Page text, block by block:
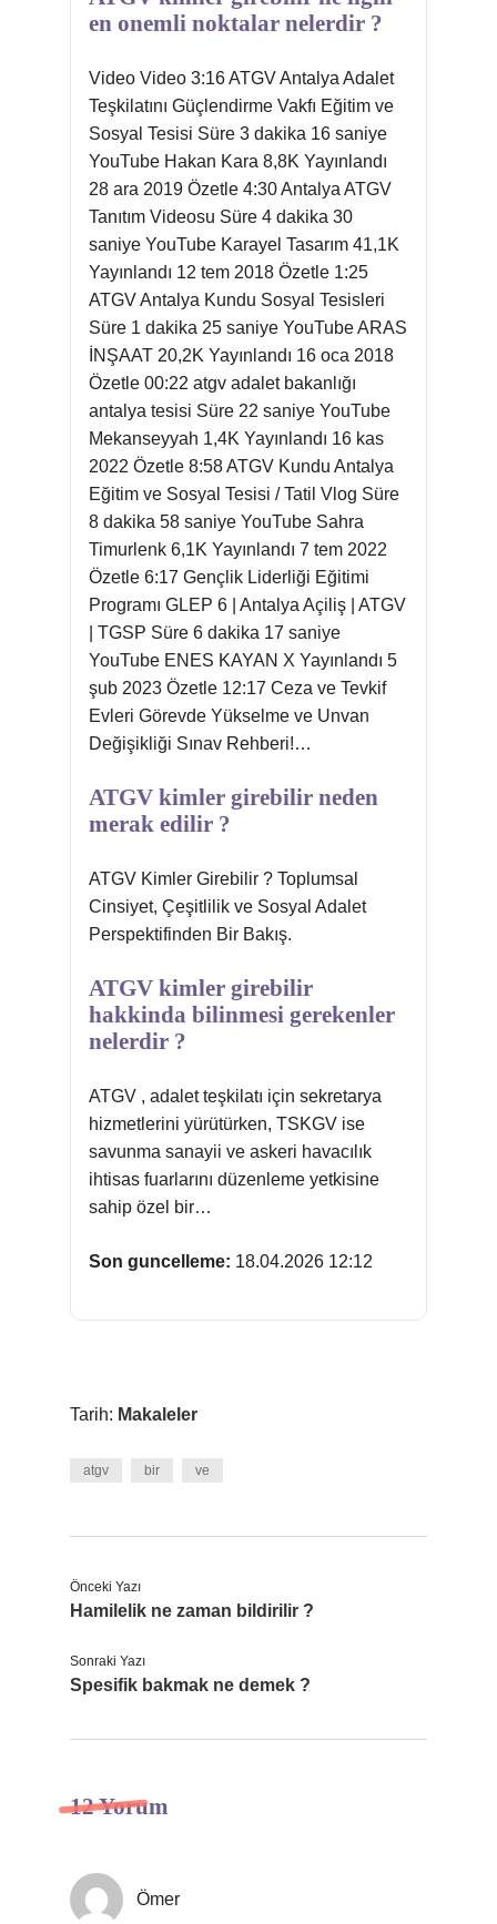
en onemli noktalar nelerdir ?
Video Video 3:16 ATGV Antalya Adalet
Teşkilatını Güçlendirme Vakfı Eğitim ve
Sosyal Tesisi Süre 3 dakika 16 saniye
YouTube Hakan Kara 8,8K Yayınlandı
28 ara 2019 Özetle 4:30 Antalya ATGV
Tanıtım Videosu Süre 4 dakika 30
saniye YouTube Karayel Tasarım 41,1K
Yayınlandı 12 tem 2018 Özetle 1:25
ATGV Antalya Kundu Sosyal Tesisleri
Süre 1 dakika 25 saniye YouTube ARAS
İNŞAAT 20,2K Yayınlandı 16 oca 2018
Özetle 00:22 atgv adalet bakanlığı
antalya tesisi Süre 22 saniye YouTube
Mekanseyyah 1,4K Yayınlandı 16 kas
2022 Özetle 8:58 ATGV Kundu Antalya
Eğitim ve Sosyal Tesisi / Tatil Vlog Süre
8 dakika 58 saniye YouTube Sahra
Timurlenk 6,1K Yayınlandı 7 tem 2022
Özetle 6:17 Gençlik Liderliği Eğitimi
Programı GLEP 6 | Antalya Açiliş | ATGV
| TGSP Süre 6 dakika 17 saniye
YouTube ENES KAYAN X Yayınlandı 5
şub 2023 Özetle 12:17 Ceza ve Tevkif
Evleri Görevde Yükselme ve Unvan
Değişikliği Sınav Rehberi!…
ATGV kimler girebilir neden
merak edilir ?
ATGV Kimler Girebilir ? Toplumsal
Cinsiyet, Çeşitlilik ve Sosyal Adalet
Perspektifinden Bir Bakış.
ATGV kimler girebilir
hakkinda bilinmesi gerekenler
nelerdir ?
ATGV , adalet teşkilatı için sekretarya
hizmetlerini yürütürken, TSKGV ise
savunma sanayii ve askeri havacılık
ihtisas fuarlarını düzenleme yetkisine
sahip özel bir…
Son guncelleme: 18.04.2026 12:12
Tarih: Makaleler
atgv bir ve
Önceki Yazı
Hamilelik ne zaman bildirilir ?
Sonraki Yazı
Spesifik bakmak ne demek ?
12 Yorum
Ömer